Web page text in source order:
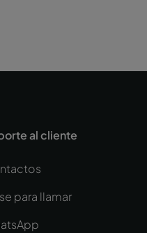
al cliente
para llamar